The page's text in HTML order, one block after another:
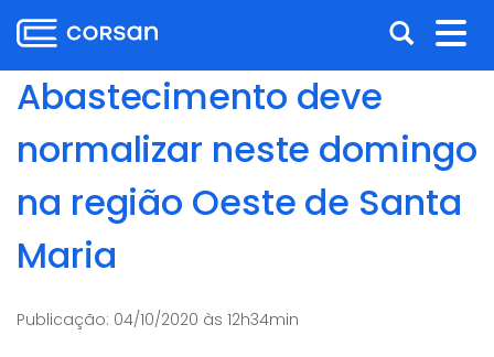
para
o
conteúdo
para
menu
para
para
o
conteúdo
Abrir
a
Abastecimento deve
normalizar neste domingo
na região Oeste de Santa
Maria
Publicação: 04/10/2020 às 12h34min